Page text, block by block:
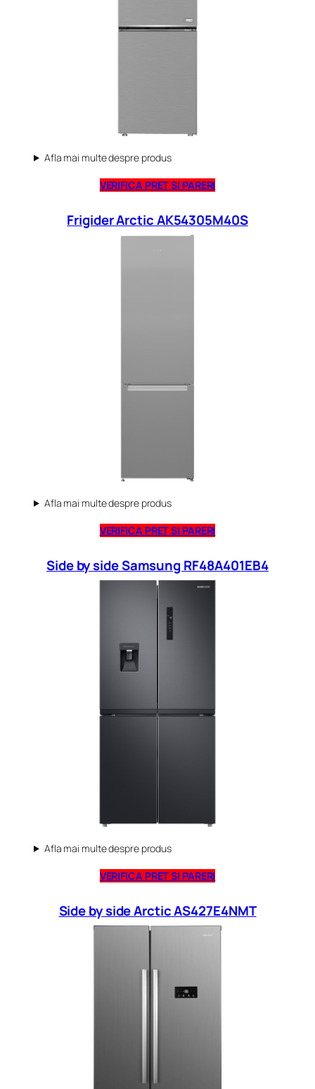
Afla mai multe despre produs
VERIFICA PRET SI PARERI
Frigider Arctic AK54305M40S
Afla mai multe despre produs
VERIFICA PRET SI PARERI
Side by side Samsung RF48A401EB4
Afla mai multe despre produs
VERIFICA PRET SI PARERI
Side by side Arctic AS427E4NMT